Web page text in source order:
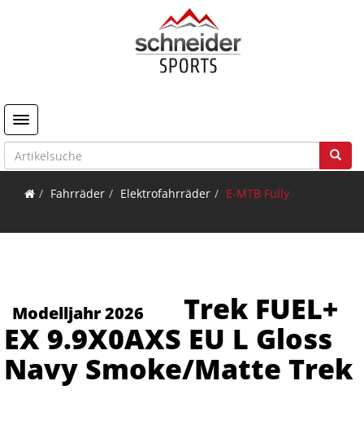
Toggle navigation
Fahrräder Elektrofahrräder E-MTB Fully
Modelljahr 2026
Trek FUEL+
EX 9.9X0AXS EU L Gloss
Navy Smoke/Matte Trek